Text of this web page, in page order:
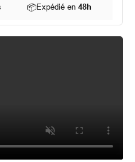
📦Expédié en 48h